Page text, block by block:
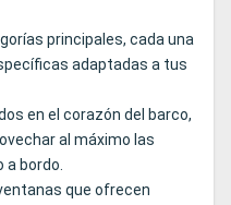
principales, cada una
adaptadas a tus
en el corazón del barco,
al máximo las
bordo.
que ofrecen